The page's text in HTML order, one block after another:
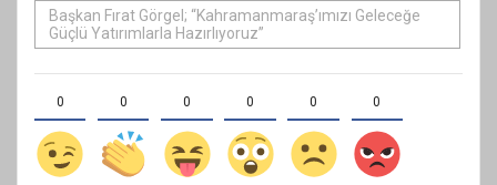
Başkan Fırat Görgel; “Kahramanmaraş’ımızı Geleceğe
Güçlü Yatırımlarla Hazırlıyoruz”
0 0 0 0 0 0